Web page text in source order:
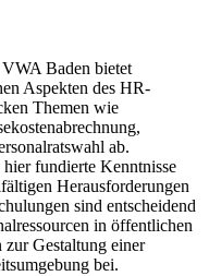
VWA Baden bietet
Aspekten des HR-
Themen wie
ab.
fundierte Kenntnisse
Herausforderungen
sind entscheidend
in öffentlichen
Gestaltung einer
bei.